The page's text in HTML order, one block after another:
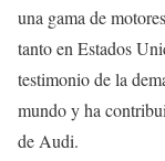
una gama de
tanto en Estados
testimonio de la
mundo y ha
de Audi.